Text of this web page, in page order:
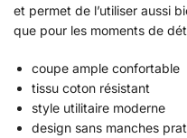
et permet de l’utiliser aussi
que pour les moments de
coupe ample confortable
tissu coton résistant
style utilitaire moderne
design sans manches